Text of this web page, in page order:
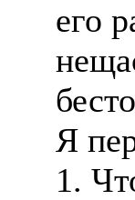
его
Я
1.